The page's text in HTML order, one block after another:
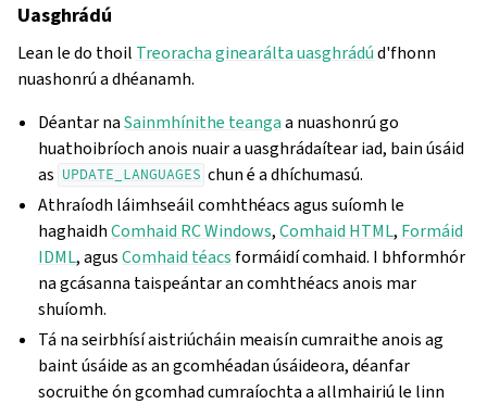
Uasghrádú
Lean le do thoil Treoracha ginearálta uasghrádúd'fhonn
nuashonrú a dhéanamh.
Déantar naSainmhínithe teangaa nuashonrú go
huathoibríoch anois nuair a uasghrádaítear iad, bain úsáid
as UPDATE_LANGUAGES chun é a dhíchumasú.
Athraíodh láimhseáil comhthéacs agus suíomh le
haghaidhComhaid RC Windows,Comhaid HTML, Formáid
IDML, agusComhaid téacs formáidí comhaid. I bhformhór
na gcásanna taispeántar an comhthéacs anois mar
shuíomh.
Tá na seirbhísí aistriúcháin meaisín cumraithe anois ag
baint úsáide as an gcomhéadan úsáideora, déanfar
socruithe ón gcomhad cumraíochta a allmhairiú le linn